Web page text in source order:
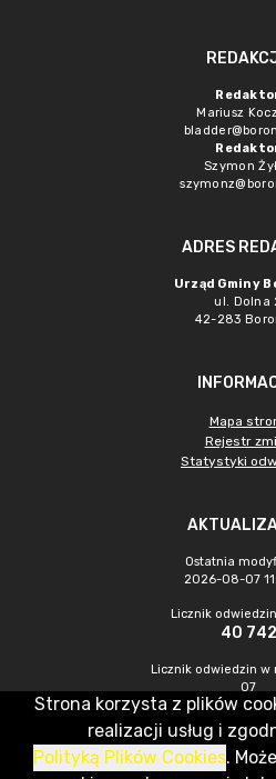
Mariusz
Szymon
ADRES
Urząd Gminy
ul. Dolna
42-283
Mapa
Rejestr
Statystyki
Ostatnia
2026-08-07
Licznik
40 742
Licznik odwiedzin
07
379
CMS & Hosting: Nefeni Sp. z o.o.
Strona korzysta z plików
realizacji usług i
Polityką Plików Cookies.